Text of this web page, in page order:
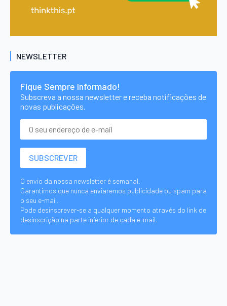
NEWSLETTER
Fique Sempre Informado!
Subscreva a nossa newsletter e receba notificações de
novas publicações.
O envio da nossa newsletter é semanal.
Garantimos que nunca enviaremos publicidade ou spam para
o seu e-mail.
Pode desinscrever-se a qualquer momento através do link de
desinscrição na parte inferior de cada e-mail.